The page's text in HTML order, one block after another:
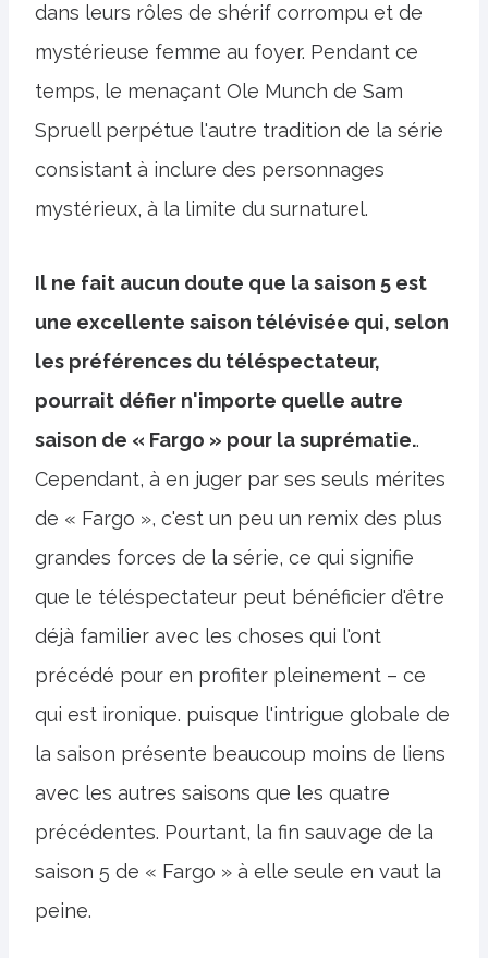
dans leurs rôles de shérif corrompu et de
mystérieuse femme au foyer. Pendant ce
temps, le menaçant Ole Munch de Sam
Spruell perpétue l'autre tradition de la série
consistant à inclure des personnages
mystérieux, à la limite du surnaturel.
Il ne fait aucun doute que la saison 5 est
une excellente saison télévisée qui, selon
les préférences du téléspectateur,
pourrait défier n'importe quelle autre
saison de « Fargo » pour la suprématie..
Cependant, à en juger par ses seuls mérites
de « Fargo », c'est un peu un remix des plus
grandes forces de la série, ce qui signifie
que le téléspectateur peut bénéficier d'être
déjà familier avec les choses qui l'ont
précédé pour en profiter pleinement – ce
qui est ironique. puisque l'intrigue globale de
la saison présente beaucoup moins de liens
avec les autres saisons que les quatre
précédentes. Pourtant, la fin sauvage de la
saison 5 de « Fargo » à elle seule en vaut la
peine.